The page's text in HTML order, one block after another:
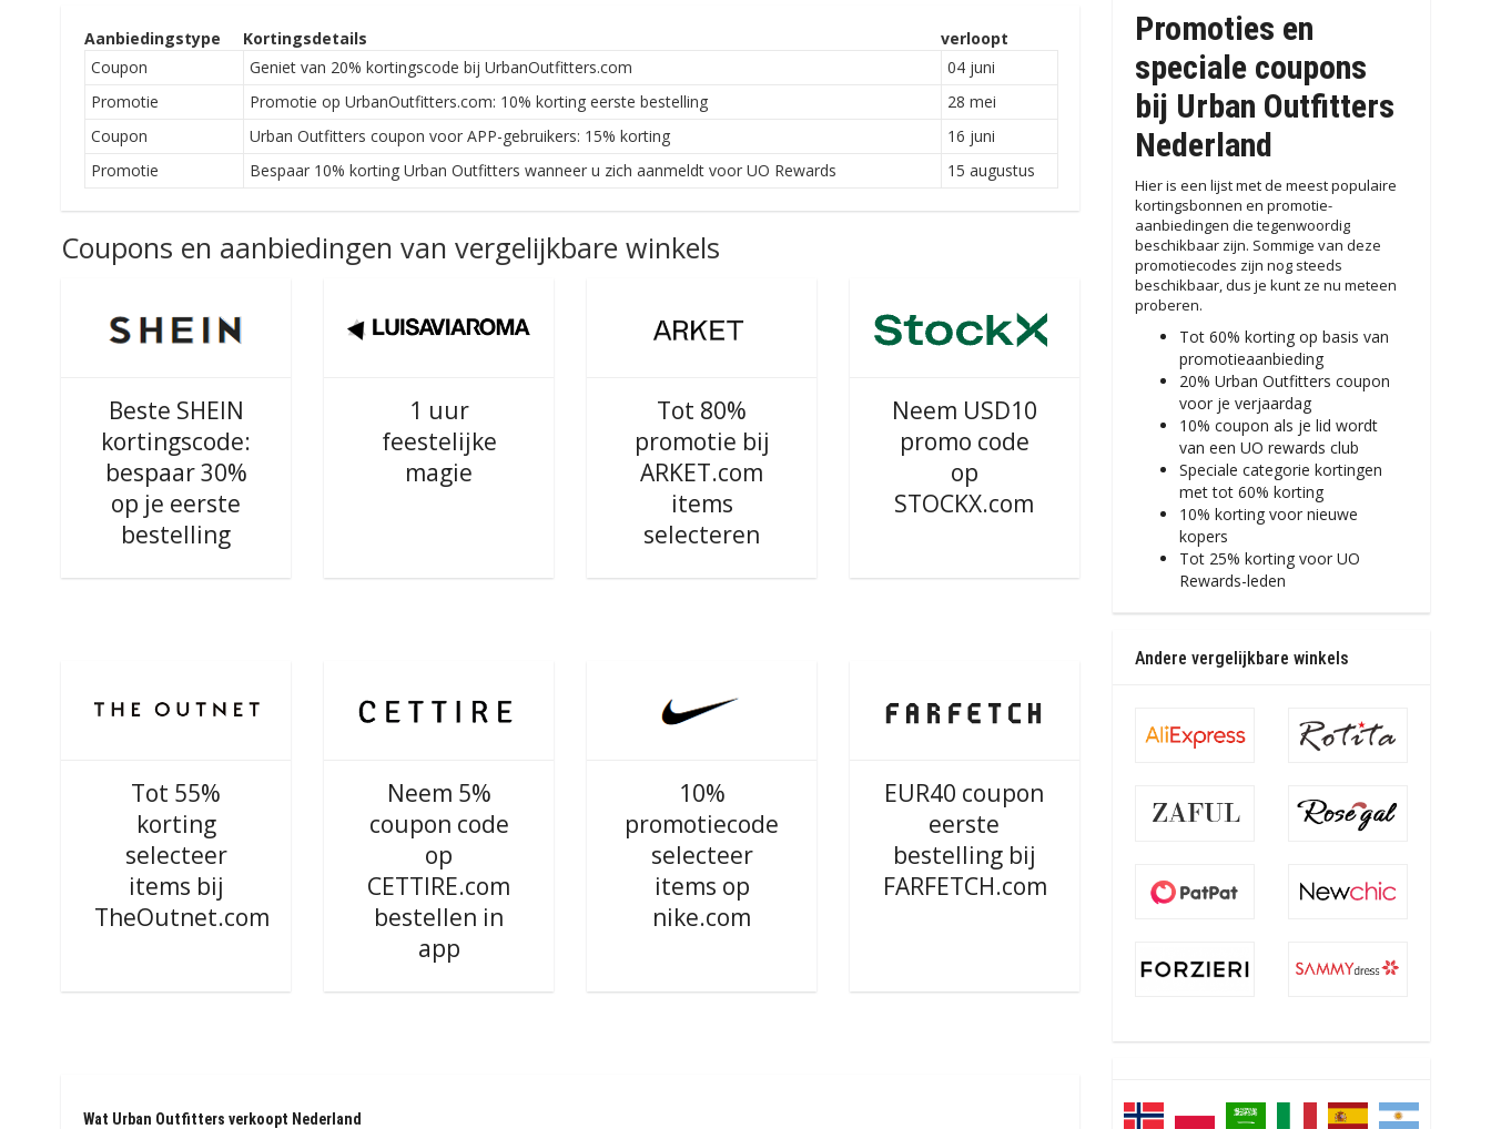
Aanbiedingstype Kortingsdetails
verloopt
Coupon
Geniet van 20% kortingscode bij UrbanOutfitters.com
04 juni
Promotie
Promotie op UrbanOutfitters.com: 10% korting eerste bestelling
28 mei
Coupon
Urban Outfitters coupon voor APP-gebruikers: 15% korting
16 juni
Promotie
Bespaar 10% korting Urban Outfitters wanneer u zich aanmeldt voor UO Rewards 15 augustus
Coupons en aanbiedingen van vergelijkbare winkels
Beste SHEIN
kortingscode:
bespaar 30%
op je eerste
bestelling
1 uur
feestelijke
magie
Tot 80%
promotie bij
ARKET.com
items
selecteren
Neem USD10
promo code
op
STOCKX.com
Tot 55%
korting
selecteer
items bij
TheOutnet.com
Neem 5%
coupon code
op
CETTIRE.com
bestellen in
app
10%
promotiecode
selecteer
items op
nike.com
EUR40 coupon
eerste
bestelling bij
FARFETCH.com
Wat Urban Outfitters verkoopt Nederland
Promoties en
speciale coupons
bij Urban Outfitters
Nederland
Hier is een lijst met de meest populaire
kortingsbonnen en promotie-
aanbiedingen die tegenwoordig
beschikbaar zijn. Sommige van deze
promotiecodes zijn nog steeds
beschikbaar, dus je kunt ze nu meteen
proberen.
Tot 60% korting op basis van
promotieaanbieding
20% Urban Outfitters coupon
voor je verjaardag
10% coupon als je lid wordt
van een UO rewards club
Speciale categorie kortingen
met tot 60% korting
10% korting voor nieuwe
kopers
Tot 25% korting voor UO
Rewards-leden
Andere vergelijkbare winkels